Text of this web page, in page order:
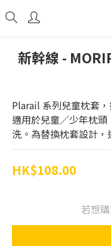
新幹線 -
Plarail 系列兒童枕套
適用於兒童／少年枕
洗。為替換枕套設計，
HK$108.00
若想